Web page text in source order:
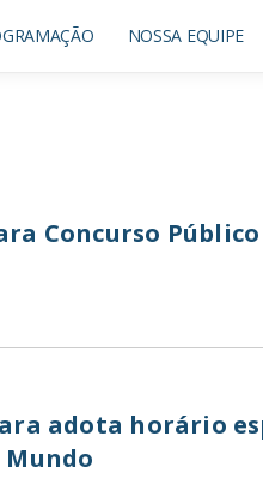
NOSSA EQUIPE
Concurso
adota horário
Mundo